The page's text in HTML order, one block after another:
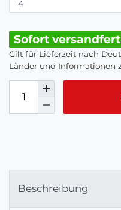
Sofort
Gilt für Lieferzeit nach
Länder und Informationen
Beschreibung